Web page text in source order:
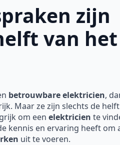
zijn
van het
betrouwbare elektricien,
Maar ze zijn slechts de
om een elektricien te
kennis en ervaring heeft om
uit te voeren.